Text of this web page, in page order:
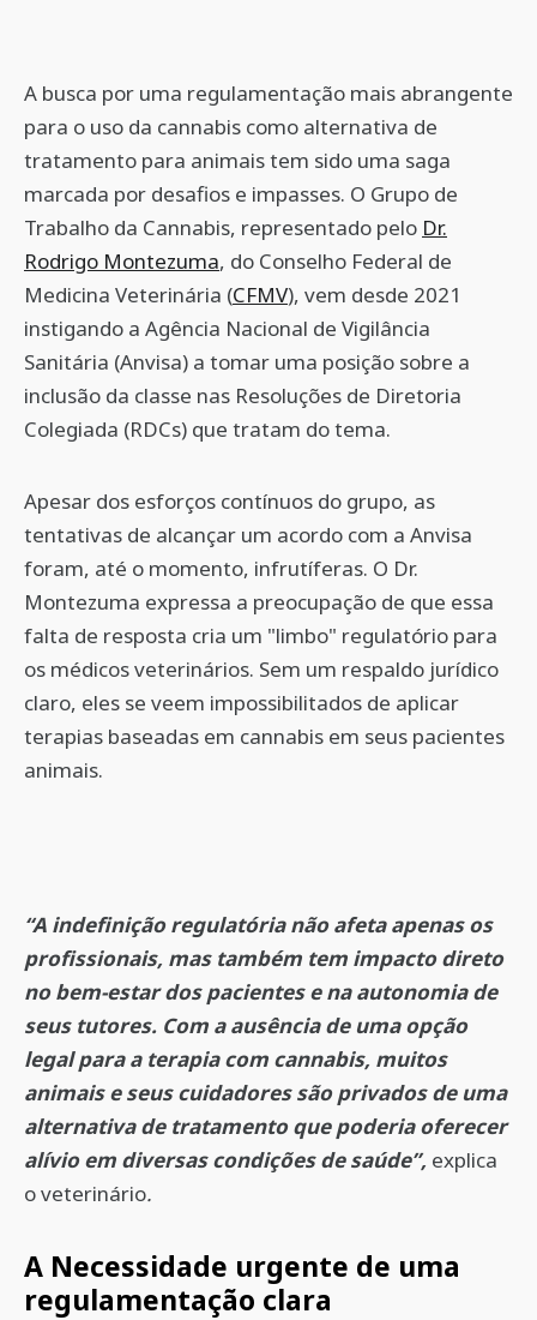
A busca por uma regulamentação mais abrangente
para o uso da cannabis como alternativa de
tratamento para animais tem sido uma saga
marcada por desafios e impasses. O Grupo de
Trabalho da Cannabis, representado pelo Dr.
Rodrigo Montezuma, do Conselho Federal de
Medicina Veterinária (CFMV), vem desde 2021
instigando a Agência Nacional de Vigilância
Sanitária (Anvisa) a tomar uma posição sobre a
inclusão da classe nas Resoluções de Diretoria
Colegiada (RDCs) que tratam do tema.
Apesar dos esforços contínuos do grupo, as
tentativas de alcançar um acordo com a Anvisa
foram, até o momento, infrutíferas. O Dr.
Montezuma expressa a preocupação de que essa
falta de resposta cria um "limbo" regulatório para
os médicos veterinários. Sem um respaldo jurídico
claro, eles se veem impossibilitados de aplicar
terapias baseadas em cannabis em seus pacientes
animais.
“A indefinição regulatória não afeta apenas os
profissionais, mas também tem impacto direto
no bem-estar dos pacientes e na autonomia de
seus tutores. Com a ausência de uma opção
legal para a terapia com cannabis, muitos
animais e seus cuidadores são privados de uma
alternativa de tratamento que poderia oferecer
alívio em diversas condições de saúde”, explica
o veterinário.
A Necessidade urgente de uma
regulamentação clara